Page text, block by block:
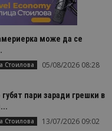
може да се
Стоилова 05/08/2026 08:28
пари заради грешки в
Стоилова 13/07/2026 09:02